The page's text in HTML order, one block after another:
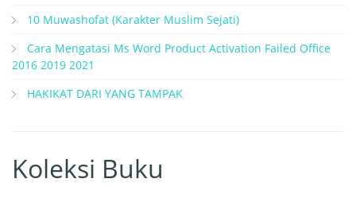
10 Muwashofat (Karakter Muslim Sejati)
Cara Mengatasi Ms Word Product Activation Failed Office
2016 2019 2021
HAKIKAT DARI YANG TAMPAK
Koleksi Buku